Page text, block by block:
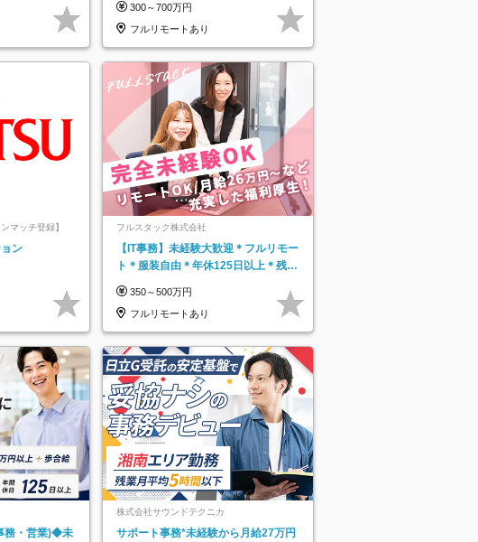
300～700万円
フルリモートあり
マッチ登録】
ン
フルスタック株式会社
【IT事務】未経験大歓迎＊フルリモー
ト＊服装自由＊年休125日以上＊残業
350～500万円
フルリモートあり
務・営業)◆未
株式会社サウンドテクニカ
サポート事務*未経験から月給27万円